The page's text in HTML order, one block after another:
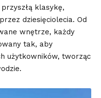
przyszłą klasykę,
dziesięciolecia. Od
wnętrze, każdy
tak, aby
użytkowników, tworząc